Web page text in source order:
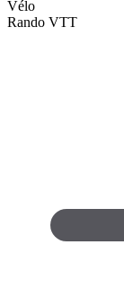
Vélo
Rando VTT